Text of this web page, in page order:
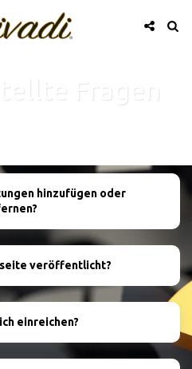
Fragen
hinzufügen oder
veröffentlicht?
einreichen?